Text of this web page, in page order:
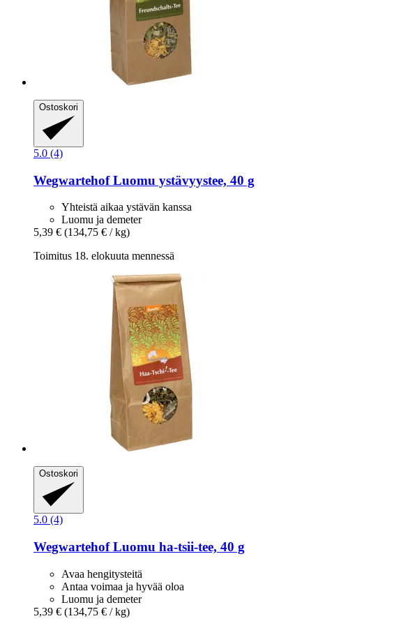
Ostoskori
5.0 (4)
WegwartehofLuomu ystävyystee, 40 g
Yhteistä aikaa ystävän kanssa
Luomu ja demeter
5,39 € (134,75 € / kg)
Toimitus 18. elokuuta mennessä
Ostoskori
5.0 (4)
WegwartehofLuomu ha-​tsii-​tee, 40 g
Avaa hengitysteitä
Antaa voimaa ja hyvää oloa
Luomu ja demeter
5,39 € (134,75 € / kg)